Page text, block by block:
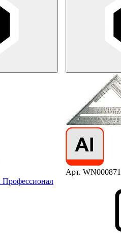
Профессионал
Арт.